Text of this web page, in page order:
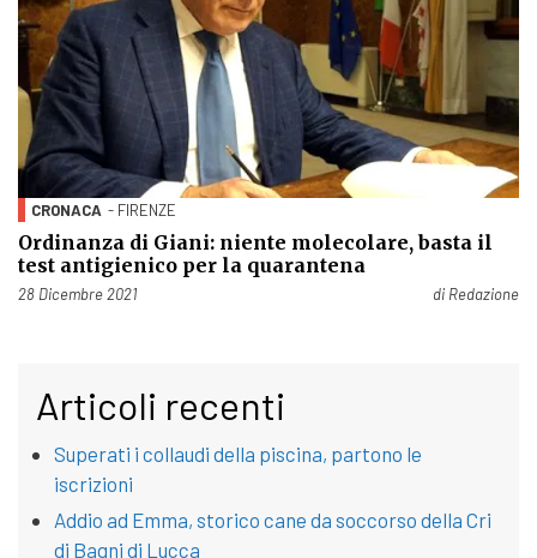
CRONACA - FIRENZE
Ordinanza di Giani: niente molecolare, basta il
test antigienico per la quarantena
Pubblicato il
28 Dicembre 2021 di Redazione
Articoli recenti
Superati i collaudi della piscina, partono le
iscrizioni
Addio ad Emma, storico cane da soccorso della Cri
di Bagni di Lucca